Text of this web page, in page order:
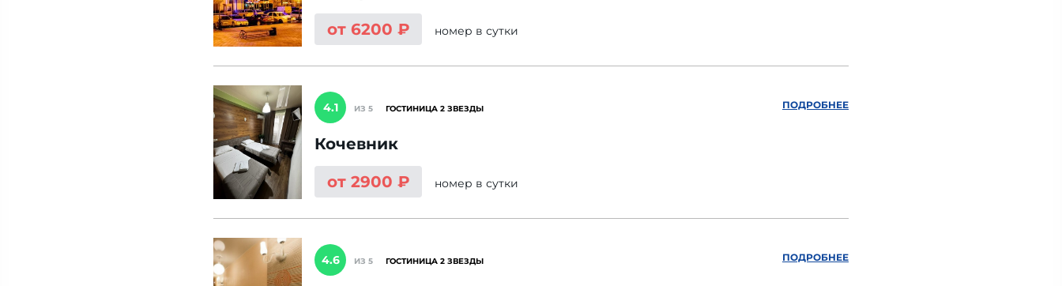
от 6200 ₽
номер в сутки
4.1 ИЗ 5 ГОСТИНИЦА 2 ЗВЕЗДЫ
Кочевник
от 2900 ₽
номер в сутки
ПОДРОБНЕЕ
4.6 ИЗ 5 ГОСТИНИЦА 2 ЗВЕЗДЫ ПОДРОБНЕЕ